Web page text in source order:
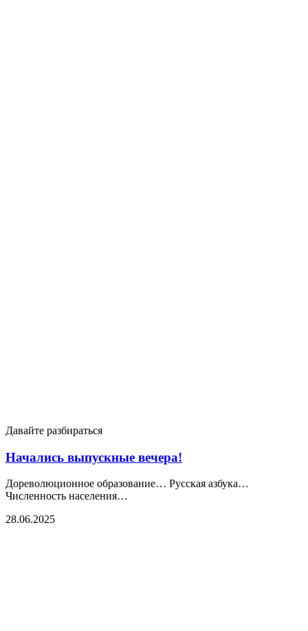
Давайте разбираться
Начались выпускные вечера!
Дореволюционное образование… Русская азбука…
Численность населения…
28.06.2025